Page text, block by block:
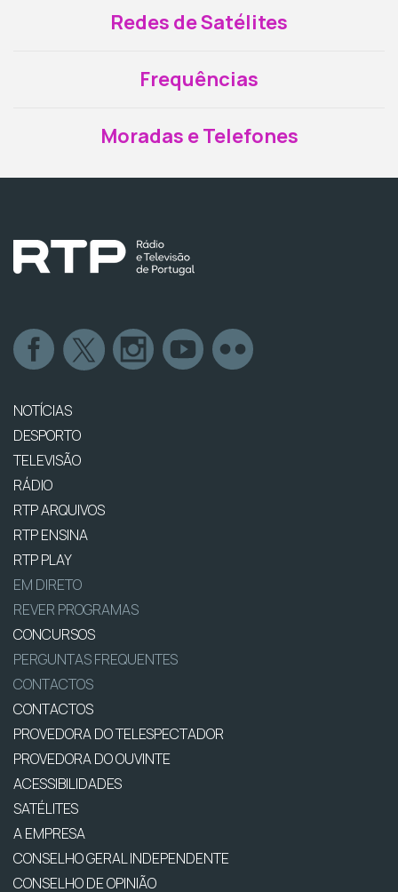
Redes de Satélites
Frequências
Moradas e Telefones
NOTÍCIAS
DESPORTO
TELEVISÃO
RÁDIO
RTP ARQUIVOS
RTP ENSINA
RTP PLAY
EM DIRETO
REVER PROGRAMAS
CONCURSOS
PERGUNTAS FREQUENTES
CONTACTOS
CONTACTOS
PROVEDORA DO TELESPECTADOR
PROVEDORA DO OUVINTE
ACESSIBILIDADES
SATÉLITES
A EMPRESA
CONSELHO GERAL INDEPENDENTE
CONSELHO DE OPINIÃO